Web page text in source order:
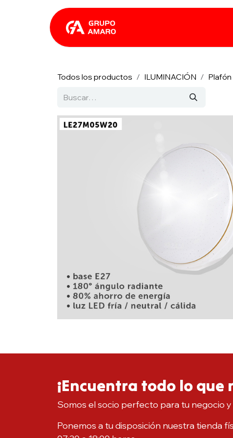
Todos los productos ILUMINACIÓN Plafón
¡Encuentra todo lo que
Somos el socio perfecto para tu negocio
Ponemos a tu disposición nuestra tienda